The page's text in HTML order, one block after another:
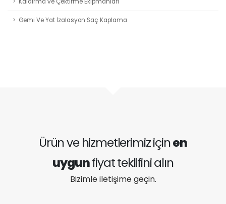
Gemi Ve Yat İzalasyon Saç Kaplama
Ürün ve hizmetlerimiz içinen
uygunfiyat teklifini alın
Bizimle iletişime geçin.